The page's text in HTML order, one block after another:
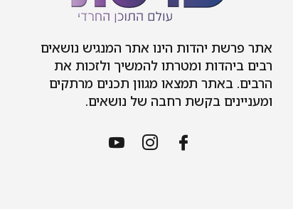
אתר פרשת יהדות הינו אתר המנגיש נושאים
רבים ביהדות ומטרתו להמשיך ולזכות את
הרבים. באתר תמצאו מגוון תכנים מרתקים
ומעניינים בקשת רחבה של נושאים.